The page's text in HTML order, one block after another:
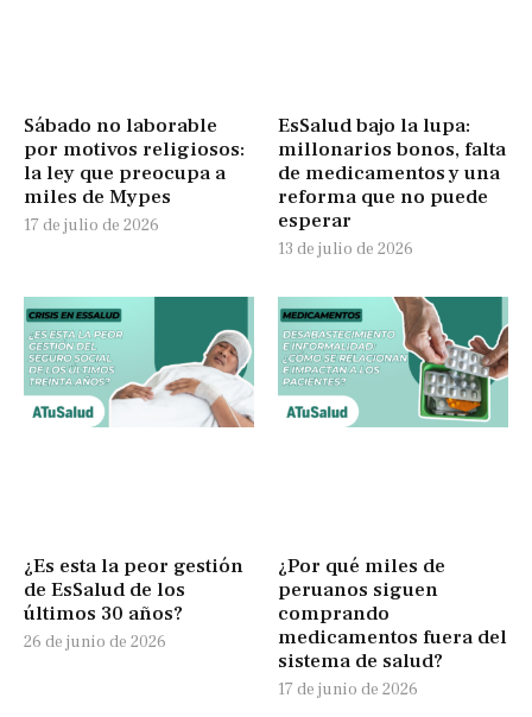
Sábado no laborable
por motivos religiosos:
la ley que preocupa a
miles de Mypes
17 de julio de 2026
EsSalud bajo la lupa:
millonarios bonos, falta
de medicamentos y una
reforma que no puede
esperar
13 de julio de 2026
¿Es esta la peor gestión
de EsSalud de los
últimos 30 años?
26 de junio de 2026
¿Por qué miles de
peruanos siguen
comprando
medicamentos fuera del
sistema de salud?
17 de junio de 2026